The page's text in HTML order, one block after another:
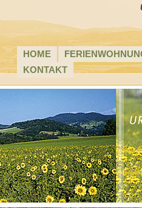
HOME
KONTAKT